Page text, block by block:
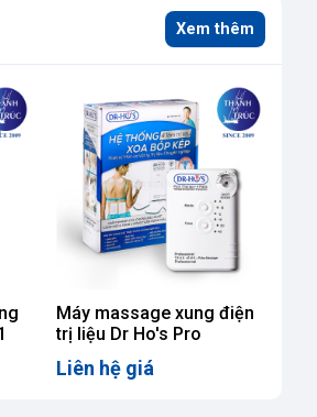
Xem thêm
Máy massage xung điện
trị liệu Dr Ho's Pro
Liên hệ giá